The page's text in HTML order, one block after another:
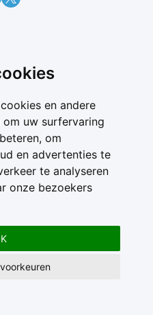
en andere
uw surfervaring
om
en advertenties te
te analyseren
onze bezoekers